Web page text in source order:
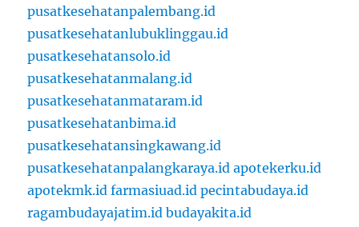
pusatkesehatanpalembang.id
pusatkesehatanlubuklinggau.id
pusatkesehatansolo.id
pusatkesehatanmalang.id
pusatkesehatanmataram.id
pusatkesehatanbima.id
pusatkesehatansingkawang.id
pusatkesehatanpalangkaraya.id apotekerku.id
apotekmk.id farmasiuad.id pecintabudaya.id
ragambudayajatim.id budayakita.id